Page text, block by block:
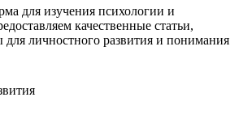
для изучения психологии и
качественные статьи,
для личностного развития и понимания